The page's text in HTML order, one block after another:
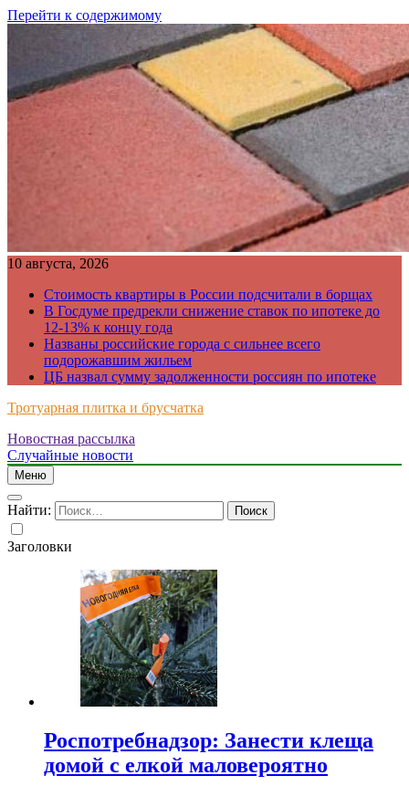
Перейти к содержимому
10 августа, 2026
Стоимость квартиры в России подсчитали в борщах
В Госдуме предрекли снижение ставок по ипотеке до
12-13% к концу года
Названы российские города с сильнее всего
подорожавшим жильем
ЦБ назвал сумму задолженности россиян по ипотеке
Тротуарная плитка и брусчатка
Just another WordPress site
Новостная рассылка
Случайные новости
Меню
Найти:
Заголовки
Роспотребнадзор: Занести клеща
домой с елкой маловероятно